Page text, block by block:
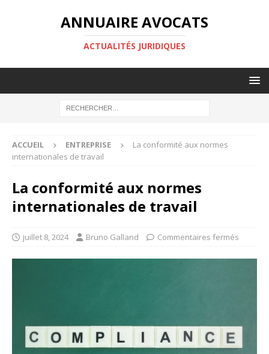
ANNUAIRE AVOCATS
ACTUALITÉS JURIDIQUES
ACCUEIL ENTREPRISE
La conformité aux normes
internationales de travail
La conformité aux normes
internationales de travail
juillet 8, 2024 Bruno Galland Commentaires fermés